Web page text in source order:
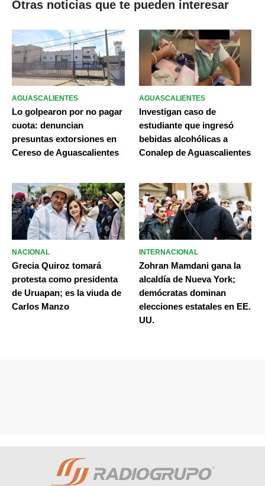
Otras noticias que te pueden interesar
AGUASCALIENTES
Lo golpearon por no pagar
cuota: denuncian
presuntas extorsiones en
Cereso de Aguascalientes
AGUASCALIENTES
Investigan caso de
estudiante que ingresó
bebidas alcohólicas a
Conalep de Aguascalientes
NACIONAL
Grecia Quiroz tomará
protesta como presidenta
de Uruapan; es la viuda de
Carlos Manzo
INTERNACIONAL
Zohran Mamdani gana la
alcaldía de Nueva York;
demócratas dominan
elecciones estatales en EE.
UU.